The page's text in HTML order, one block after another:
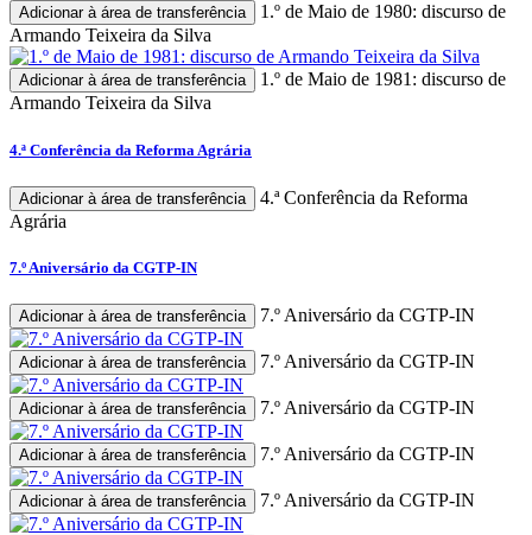
Adicionar à área de transferência
1.º de Maio de 1980: discurso de
Armando Teixeira da Silva
Adicionar à área de transferência
1.º de Maio de 1981: discurso de
Armando Teixeira da Silva
4.ª Conferência da Reforma Agrária
Adicionar à área de transferência
4.ª Conferência da Reforma
Agrária
7.º Aniversário da CGTP-IN
Adicionar à área de transferência 7.º Aniversário da CGTP-IN
Adicionar à área de transferência 7.º Aniversário da CGTP-IN
Adicionar à área de transferência 7.º Aniversário da CGTP-IN
Adicionar à área de transferência 7.º Aniversário da CGTP-IN
Adicionar à área de transferência 7.º Aniversário da CGTP-IN